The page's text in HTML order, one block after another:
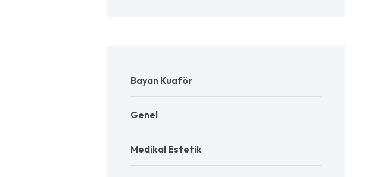
Bayan Kuaför
Genel
Medikal Estetik